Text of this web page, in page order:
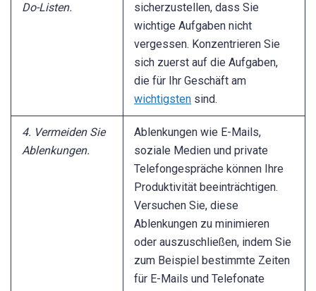
Do-Listen.
sicherzustellen, dass Sie
wichtige Aufgaben nicht
vergessen. Konzentrieren Sie
sich zuerst auf die Aufgaben,
die für Ihr Geschäft am
wichtigsten sind.
4. Vermeiden Sie
Ablenkungen.
Ablenkungen wie E-Mails,
soziale Medien und private
Telefongespräche können Ihre
Produktivität beeinträchtigen.
Versuchen Sie, diese
Ablenkungen zu minimieren
oder auszuschließen, indem Sie
zum Beispiel bestimmte Zeiten
für E-Mails und Telefonate